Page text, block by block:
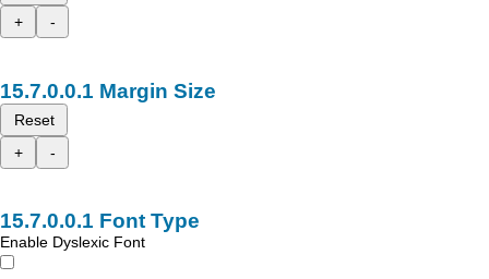
+
-
Margin Size
Reset
+
-
Font Type
Enable Dyslexic Font